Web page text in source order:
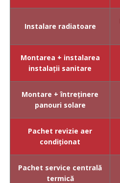
Instalare radiatoare
Montarea + instalarea
instalații sanitare
Montare + întreținere
panouri solare
Pachet revizie aer
condiționat
Pachet service centrală
termică